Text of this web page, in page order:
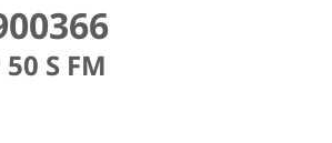
50 S FM